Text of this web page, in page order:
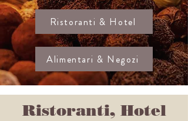
Ristoranti & Hotel
Alimentari & Negozi
Ristoranti, Hotel